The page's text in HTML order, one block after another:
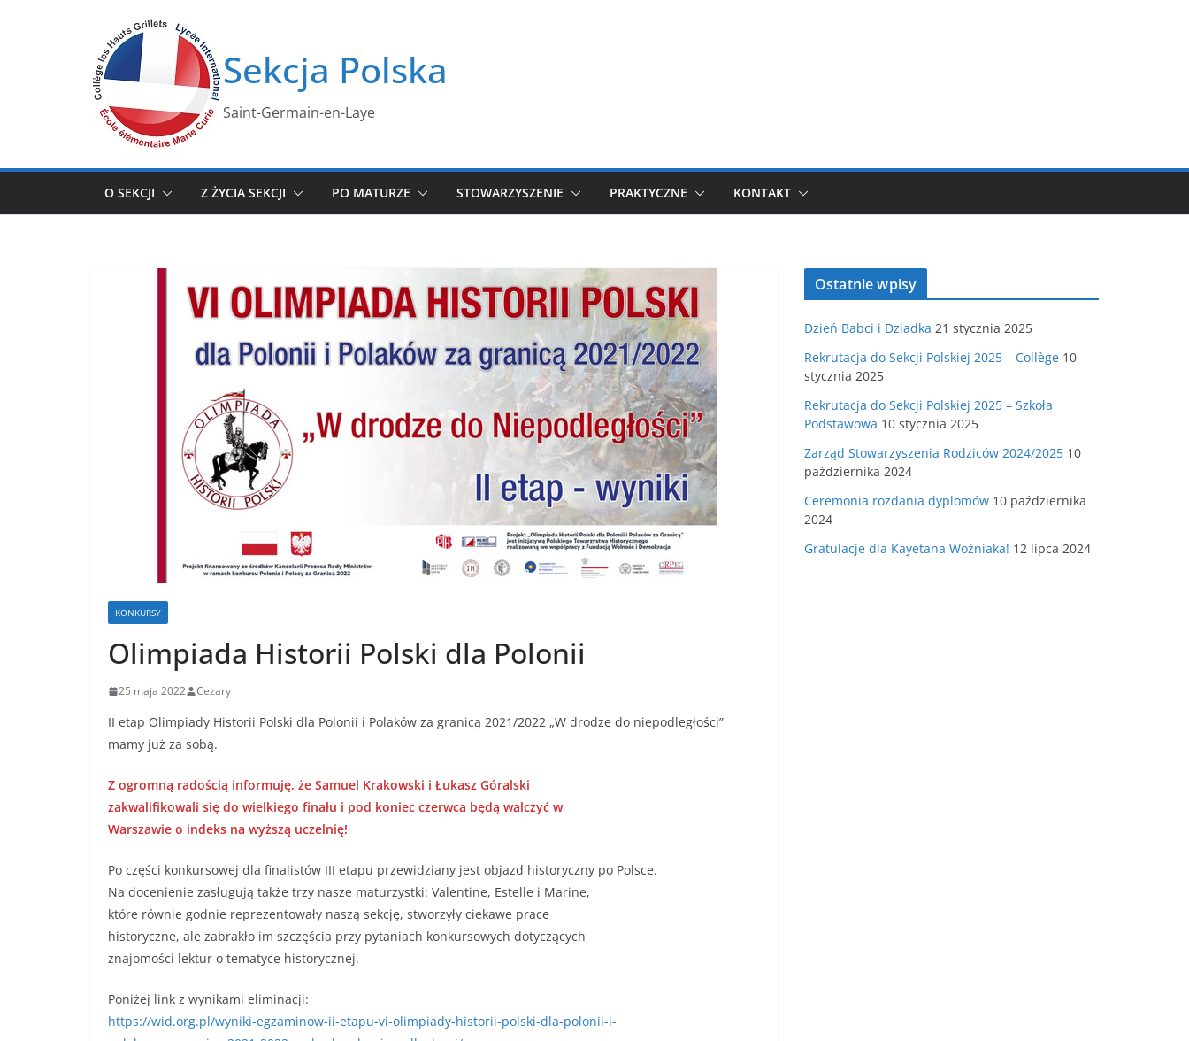
Sekcja Polska
Saint-Germain-en-Laye
O SEKCJI Z ŻYCIA SEKCJI PO MATURZE STOWARZYSZENIE PRAKTYCZNE KONTAKT
KONKURSY
Olimpiada Historii Polski dla Polonii
25 maja 2022 Cezary
II etap Olimpiady Historii Polski dla Polonii i Polaków za granicą 2021/2022 „W drodze do niepodległości”
mamy już za sobą.
Z ogromną radością informuję, że Samuel Krakowski i Łukasz Góralski
zakwalifikowali się do wielkiego finału i pod koniec czerwca będą walczyć w
Warszawie o indeks na wyższą uczelnię!
Po części konkursowej dla finalistów III etapu przewidziany jest objazd historyczny po Polsce.
Na docenienie zasługują także trzy nasze maturzystki: Valentine, Estelle i Marine,
które równie godnie reprezentowały naszą sekcję, stworzyły ciekawe prace
historyczne, ale zabrakło im szczęścia przy pytaniach konkursowych dotyczących
znajomości lektur o tematyce historycznej.
Poniżej link z wynikami eliminacji:
https://wid.org.pl/wyniki-egzaminow-ii-etapu-vi-olimpiady-historii-polski-dla-polonii-i-
Ostatnie wpisy
Dzień Babci i Dziadka 21 stycznia 2025
Rekrutacja do Sekcji Polskiej 2025 – Collège 10
stycznia 2025
Rekrutacja do Sekcji Polskiej 2025 – Szkoła
Podstawowa 10 stycznia 2025
Zarząd Stowarzyszenia Rodziców 2024/2025 10
października 2024
Ceremonia rozdania dyplomów 10 października
2024
Gratulacje dla Kayetana Woźniaka! 12 lipca 2024